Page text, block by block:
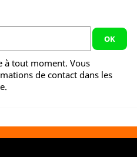
à tout moment. Vous
de contact dans les